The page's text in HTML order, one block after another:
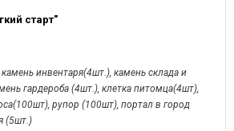
старт"
инвентаря(4шт.), камень склада и
гардероба (4шт.), клетка питомца(4шт),
рупор (100шт), портал в город
(5шт.)